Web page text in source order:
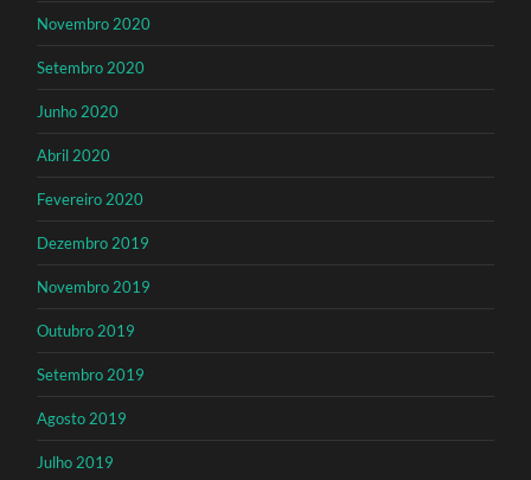
Novembro 2020
Setembro 2020
Junho 2020
Abril 2020
Fevereiro 2020
Dezembro 2019
Novembro 2019
Outubro 2019
Setembro 2019
Agosto 2019
Julho 2019